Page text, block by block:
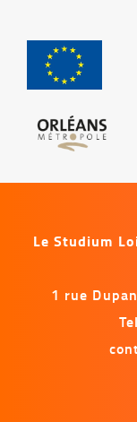
Le Studium
1 rue